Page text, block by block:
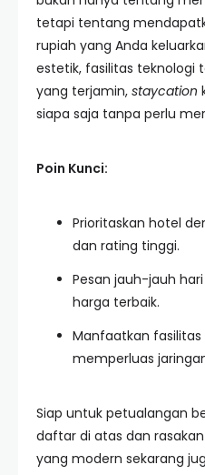
tetapi tentang
rupiah yang Anda
estetik, fasilitas teknologi
yang terjamin, staycation
siapa saja tanpa perlu
Poin Kunci:
Prioritaskan hotel
dan rating tinggi.
Pesan jauh-jauh
harga terbaik.
Manfaatkan
memperluas
Siap untuk petualangan
daftar di atas dan
yang modern sekarang